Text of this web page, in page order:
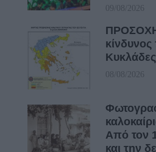
09/08/2026
κίνδυνος
Κυκλάδες
08/08/2026
Από τον
και την